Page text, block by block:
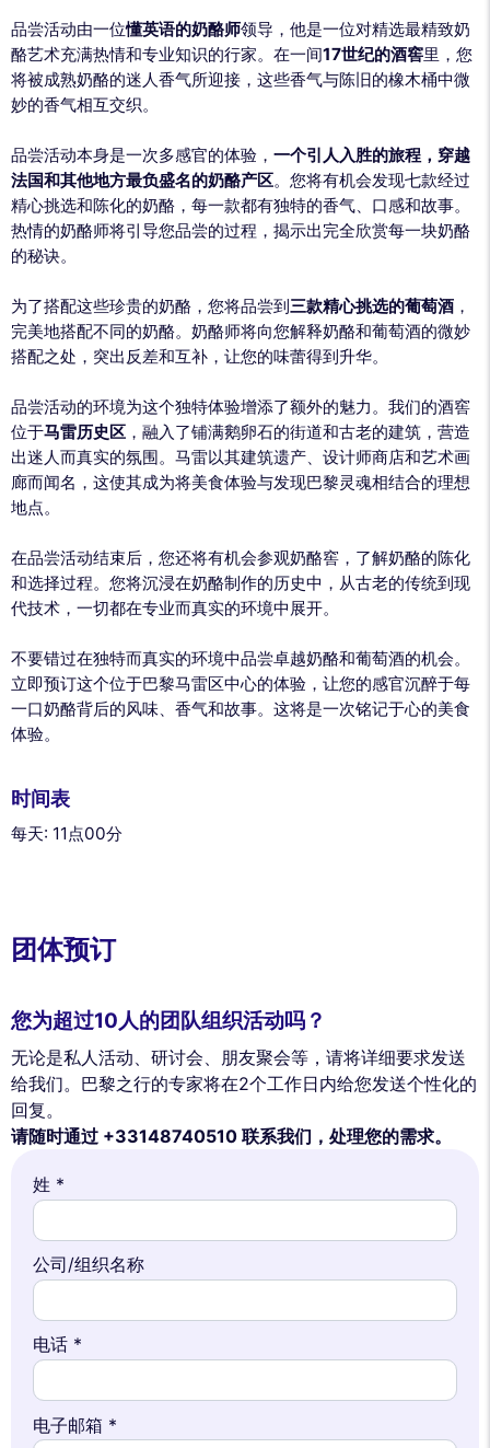
品尝活动由一位懂英语的奶酪师领导，他是一位对精选最精致奶
酪艺术充满热情和专业知识的行家。在一间17世纪的酒窖里，您
将被成熟奶酪的迷人香气所迎接，这些香气与陈旧的橡木桶中微
妙的香气相互交织。
品尝活动本身是一次多感官的体验， 一个引人入胜的旅程，穿越
法国和其他地方最负盛名的奶酪产区。您将有机会发现七款经过
精心挑选和陈化的奶酪，每一款都有独特的香气、口感和故事。
热情的奶酪师将引导您品尝的过程，揭示出完全欣赏每一块奶酪
的秘诀。
为了搭配这些珍贵的奶酪，您将品尝到 三款精心挑选的葡萄酒 ，
完美地搭配不同的奶酪。奶酪师将向您解释奶酪和葡萄酒的微妙
搭配之处，突出反差和互补，让您的味蕾得到升华。
品尝活动的环境为这个独特体验增添了额外的魅力。我们的酒窖
位于马雷历史区 ，融入了铺满鹅卵石的街道和古老的建筑，营造
出迷人而真实的氛围。马雷以其建筑遗产、设计师商店和艺术画
廊而闻名，这使其成为将美食体验与发现巴黎灵魂相结合的理想
地点。
在品尝活动结束后，您还将有机会参观奶酪窖，了解奶酪的陈化
和选择过程。您将沉浸在奶酪制作的历史中，从古老的传统到现
代技术，一切都在专业而真实的环境中展开。
不要错过在独特而真实的环境中品尝卓越奶酪和葡萄酒的机会。
立即预订这个位于巴黎马雷区中心的体验，让您的感官沉醉于每
一口奶酪背后的风味、香气和故事。这将是一次铭记于心的美食
体验。
时间表
每天: 11点00分
团体预订
您为超过10人的团队组织活动吗？
无论是私人活动、研讨会、朋友聚会等，请将详细要求发送
给我们。巴黎之行的专家将在2个工作日内给您发送个性化的
回复。
请随时通过 +33148740510 联系我们，处理您的需求。
姓 *
公司/组织名称
电话 *
电子邮箱 *